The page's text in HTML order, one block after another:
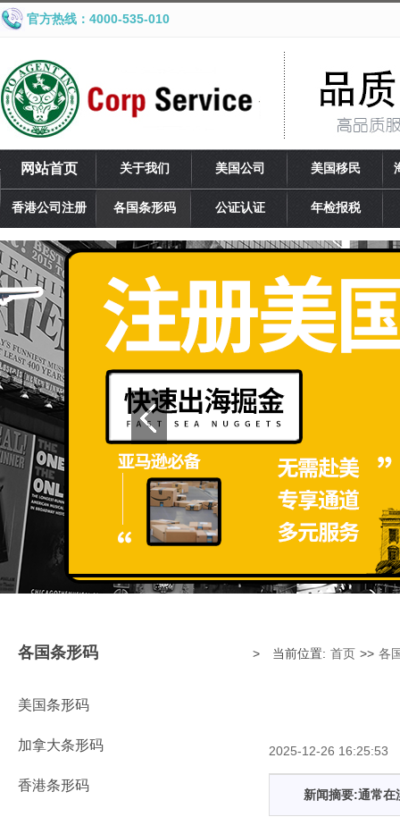
官方热线：4000-535-010
网站首页 关于我们 美国公司 美国移民
香港公司注册 各国条形码 公证认证 年检报税
各国条形码
美国条形码
加拿大条形码
香港条形码
> 当前位置: 首页 >> 各
2025-12-26 16:25:53
新闻摘要:通常